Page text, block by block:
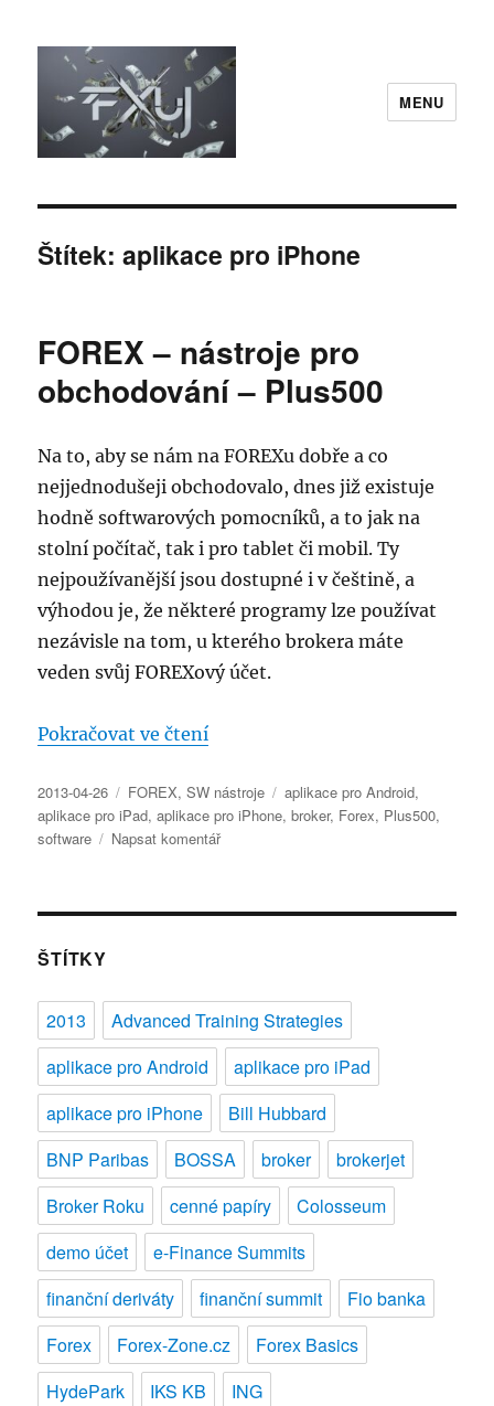
MENU
Štítek:aplikace pro iPhone
FOREX – nástroje pro
obchodování – Plus500
Na to, aby se nám na FOREXu dobře a co
nejjednodušeji obchodovalo, dnes již existuje
hodně softwarových pomocníků, a to jak na
stolní počítač, tak i pro tablet či mobil. Ty
nejpoužívanější jsou dostupné i v češtině, a
výhodou je, že některé programy lze používat
nezávisle na tom, u kterého brokera máte
veden svůj FOREXový účet.
Pokračovat ve čtení„FOREX – nástroje pro
Publikováno:
2013-04-26 Rubriky:
FOREX,SW nástroje Štítky:
aplikace pro Android,
aplikace pro iPad,aplikace pro iPhone,broker, Forex, Plus500,
software
Napsat komentářpro
názvem
pro
obchodování
–
Plus500
ŠTÍTKY
2013
Advanced Training Strategies
aplikace pro Android
aplikace pro iPad
aplikace pro iPhone
Bill Hubbard
BNP Paribas
BOSSA broker
brokerjet
Broker Roku
cenné papíry
Colosseum
demo účet
e-Finance Summits
finanční deriváty
finanční summit
Fio banka
Forex
Forex-Zone.cz
Forex Basics
HydePark
IKS KB
ING